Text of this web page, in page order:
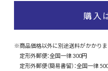
購入
※商品価格以外に別途送料がかかりま
定形外郵便：全国一律 300円
定形外郵便（簡易書留）：全国一律